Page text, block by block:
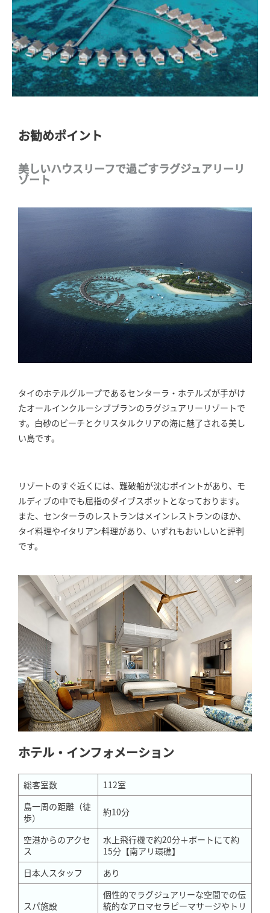
お勧めポイント
美しいハウスリーフで過ごすラグジュアリーリ
ゾート
タイのホテルグループであるセンターラ・ホテルズが手がけ
たオールインクルーシブプランのラグジュアリーリゾートで
す。白砂のビーチとクリスタルクリアの海に魅了される美し
い島です。
リゾートのすぐ近くには、難破船が沈むポイントがあり、モ
ルディブの中でも屈指のダイブスポットとなっております。
また、センターラのレストランはメインレストランのほか、
タイ料理やイタリアン料理があり、いずれもおいしいと評判
です。
ホテル・インフォメーション
総客室数
112室
島一周の距離（徒
歩）
約10分
空港からのアクセ
ス
水上飛行機で約20分＋ボートにて約
15分【南アリ環礁】
日本人スタッフ
あり
スパ施設
個性的でラグジュアリーな空間での伝
統的なアロマセラピーマサージやトリ